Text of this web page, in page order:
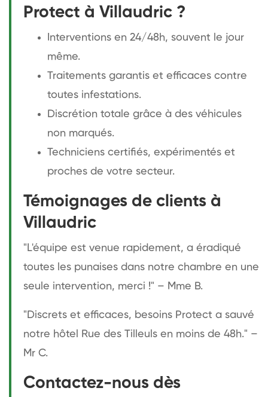
Protect à Villaudric ?
Interventions en 24/48h, souvent le jour
même.
Traitements garantis et efficaces contre
toutes infestations.
Discrétion totale grâce à des véhicules
non marqués.
Techniciens certifiés, expérimentés et
proches de votre secteur.
Témoignages de clients à
Villaudric
"L'équipe est venue rapidement, a éradiqué
toutes les punaises dans notre chambre en une
seule intervention, merci !" – Mme B.
"Discrets et efficaces, besoins Protect a sauvé
notre hôtel Rue des Tilleuls en moins de 48h." –
Mr C.
Contactez-nous dès